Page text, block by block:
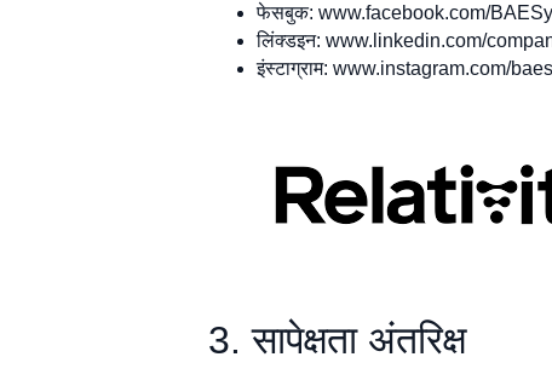
फेसबुक: www.facebook.com/
लिंक्डइन: www.linkedin.com/
इंस्टाग्राम: www.instagram.com/
3. सापेक्षता अंतरिक्ष